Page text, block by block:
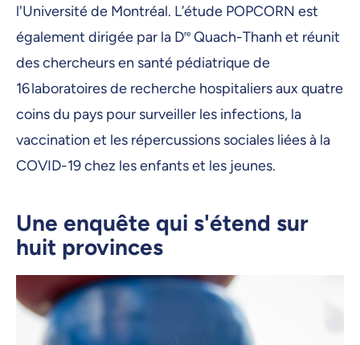
l'Université de Montréal. L’étude POPCORN est
également dirigée par la Dre Quach-Thanh et réunit
des chercheurs en santé pédiatrique de
16 laboratoires de recherche hospitaliers aux quatre
coins du pays pour surveiller les infections, la
vaccination et les répercussions sociales liées à la
COVID-19 chez les enfants et les jeunes.
Une enquête qui s'étend sur
huit provinces